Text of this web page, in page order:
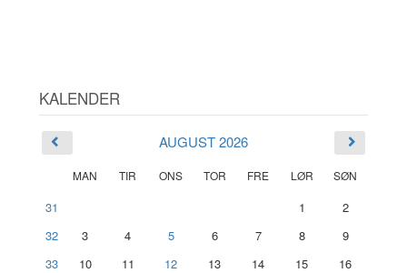
KALENDER
AUGUST 2026
MAN TIR ONS TOR FRE LØR SØN
31 1
2
32
3 4 5 6 7 8
9
33
10 11 12 13 14 15
16